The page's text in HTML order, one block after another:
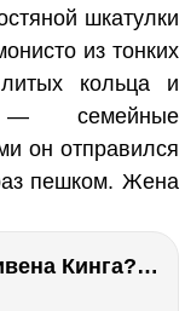
шкатулки
из тонких
кольца и
— семейные
он отправился
пешком. Жена
САМЫЕ СТРАШНЫЕ книги Стивена Кинга???